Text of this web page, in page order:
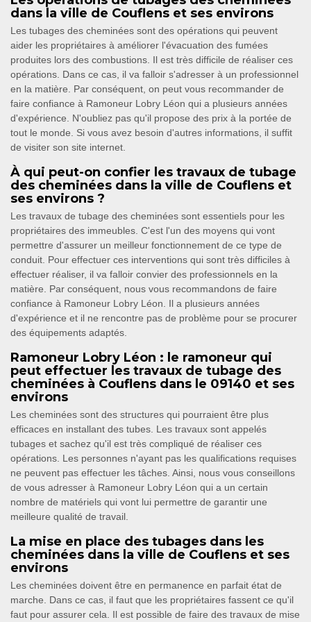
dans la ville de Couflens et ses environs
Les tubages des cheminées sont des opérations qui peuvent
aider les propriétaires à améliorer l'évacuation des fumées
produites lors des combustions. Il est très difficile de réaliser ces
opérations. Dans ce cas, il va falloir s'adresser à un professionnel
en la matière. Par conséquent, on peut vous recommander de
faire confiance à Ramoneur Lobry Léon qui a plusieurs années
d'expérience. N'oubliez pas qu'il propose des prix à la portée de
tout le monde. Si vous avez besoin d'autres informations, il suffit
de visiter son site internet.
À qui peut-on confier les travaux de tubage
des cheminées dans la ville de Couflens et
ses environs ?
Les travaux de tubage des cheminées sont essentiels pour les
propriétaires des immeubles. C'est l'un des moyens qui vont
permettre d'assurer un meilleur fonctionnement de ce type de
conduit. Pour effectuer ces interventions qui sont très difficiles à
effectuer réaliser, il va falloir convier des professionnels en la
matière. Par conséquent, nous vous recommandons de faire
confiance à Ramoneur Lobry Léon. Il a plusieurs années
d'expérience et il ne rencontre pas de problème pour se procurer
des équipements adaptés.
Ramoneur Lobry Léon : le ramoneur qui
peut effectuer les travaux de tubage des
cheminées à Couflens dans le 09140 et ses
environs
Les cheminées sont des structures qui pourraient être plus
efficaces en installant des tubes. Les travaux sont appelés
tubages et sachez qu'il est très compliqué de réaliser ces
opérations. Les personnes n'ayant pas les qualifications requises
ne peuvent pas effectuer les tâches. Ainsi, nous vous conseillons
de vous adresser à Ramoneur Lobry Léon qui a un certain
nombre de matériels qui vont lui permettre de garantir une
meilleure qualité de travail.
La mise en place des tubages dans les
cheminées dans la ville de Couflens et ses
environs
Les cheminées doivent être en permanence en parfait état de
marche. Dans ce cas, il faut que les propriétaires fassent ce qu'il
faut pour assurer cela. Il est possible de faire des travaux de mise